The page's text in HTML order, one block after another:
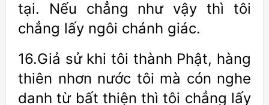
tại. Nếu chẳng như vậy thì tôi
chẳng lấy ngôi chánh giác.
16.Giả sử khi tôi thành Phật, hàng
thiên nhơn nước tôi mà cón nghe
danh từ bất thiện thì tôi chẳng lấy